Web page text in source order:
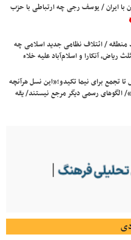
با ایران / یوسف رجی چه ارتباطی با حزب
منطقه / ائتلاف نظامی جدید اسلامی چه
ریاض، آنکارا و اسلام‌آباد علیه خلاء
تجمع برای نیما تکیدو؛«این نسل هرآنچه
رسمی دیگر مرجع نیستند/ یقه